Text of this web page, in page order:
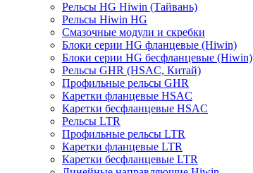
Рельсы HG Hiwin (Тайвань)
Рельсы Hiwin HG
Смазочные модули и скребки
Блоки серии HG фланцевые (Hiwin)
Блоки серии HG бесфланцевые (Hiwin)
Рельсы GHR (HSAC, Китай)
Профильные рельсы GHR
Каретки фланцевые HSAC
Каретки бесфланцевые HSAC
Рельсы LTR
Профильные рельсы LTR
Каретки фланцевые LTR
Каретки бесфланцевые LTR